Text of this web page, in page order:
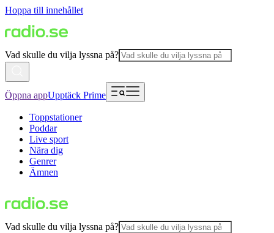
Hoppa till innehållet
Vad skulle du vilja lyssna på?
Öppna appUpptäck Prime
Toppstationer
Poddar
Live sport
Nära dig
Genrer
Ämnen
Vad skulle du vilja lyssna på?